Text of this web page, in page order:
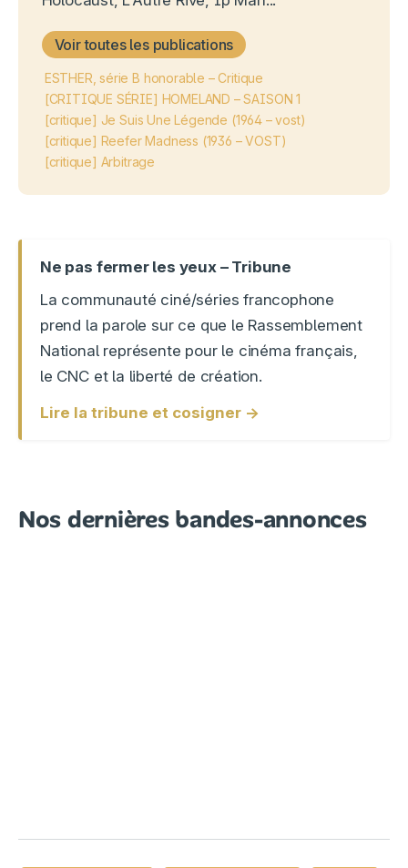
Voir toutes les publications
ESTHER, série B honorable – Critique
[CRITIQUE SÉRIE] HOMELAND – SAISON 1
[critique] Je Suis Une Légende (1964 – vost)
[critique] Reefer Madness (1936 – VOST)
[critique] Arbitrage
Ne pas fermer les yeux – Tribune
La communauté ciné/séries francophone
prend la parole sur ce que le Rassemblement
National représente pour le cinéma français,
le CNC et la liberté de création.
Lire la tribune et cosigner →
Nos dernières bandes-annonces